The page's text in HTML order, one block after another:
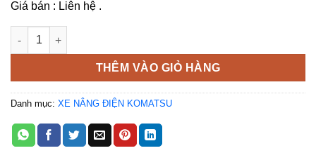
Giá bán : Liên hệ .
Xe nâng điện 1.8 tấn Komatsu FB18-12 số lượng
THÊM VÀO GIỎ HÀNG
Danh mục: XE NÂNG ĐIỆN KOMATSU